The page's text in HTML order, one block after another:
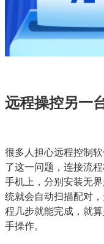
远程操控另一
很多人担心远程控制
了这一问题，连接流
手机上，分别安装无
统就会自动扫描配对
程几步就能完成，就
手操作。